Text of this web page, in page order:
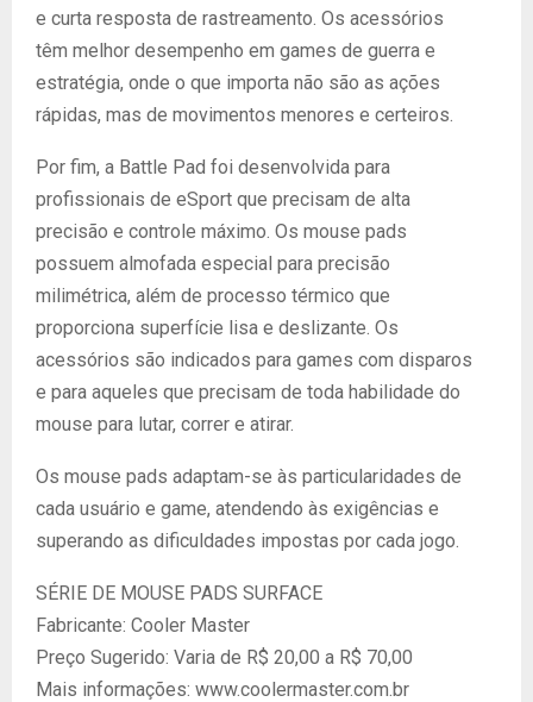
e curta resposta de rastreamento. Os acessórios
têm melhor desempenho em games de guerra e
estratégia, onde o que importa não são as ações
rápidas, mas de movimentos menores e certeiros.
Por fim, a Battle Pad foi desenvolvida para
profissionais de eSport que precisam de alta
precisão e controle máximo. Os mouse pads
possuem almofada especial para precisão
milimétrica, além de processo térmico que
proporciona superfície lisa e deslizante. Os
acessórios são indicados para games com disparos
e para aqueles que precisam de toda habilidade do
mouse para lutar, correr e atirar.
Os mouse pads adaptam-se às particularidades de
cada usuário e game, atendendo às exigências e
superando as dificuldades impostas por cada jogo.
SÉRIE DE MOUSE PADS SURFACE
Fabricante: Cooler Master
Preço Sugerido: Varia de R$ 20,00 a R$ 70,00
Mais informações: www.coolermaster.com.br